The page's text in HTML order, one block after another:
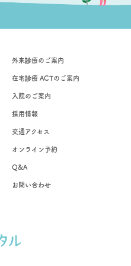
外来診療のご案内
在宅診療 ACTのご案内
入院のご案内
採用情報
交通アクセス
オンライン予約
Q&A
お問い合わせ